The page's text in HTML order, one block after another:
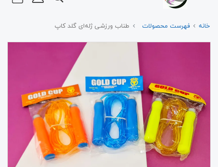
خانه فهرست محصولات طناب ورزشی ژله‌ای گلد کاپ